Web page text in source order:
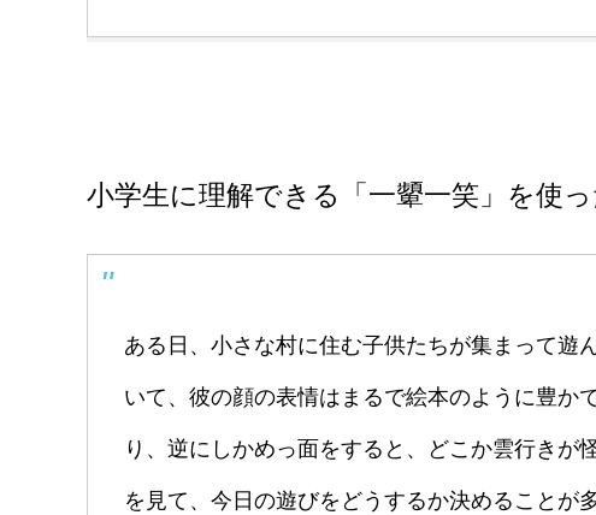
小学生に理解できる「一顰一笑」を使
ある日、小さな村に住む子供たちが集まって遊
いて、彼の顔の表情はまるで絵本のように豊か
り、逆にしかめっ面をすると、どこか雲行き
を見て、今日の遊びをどうするか決めることが